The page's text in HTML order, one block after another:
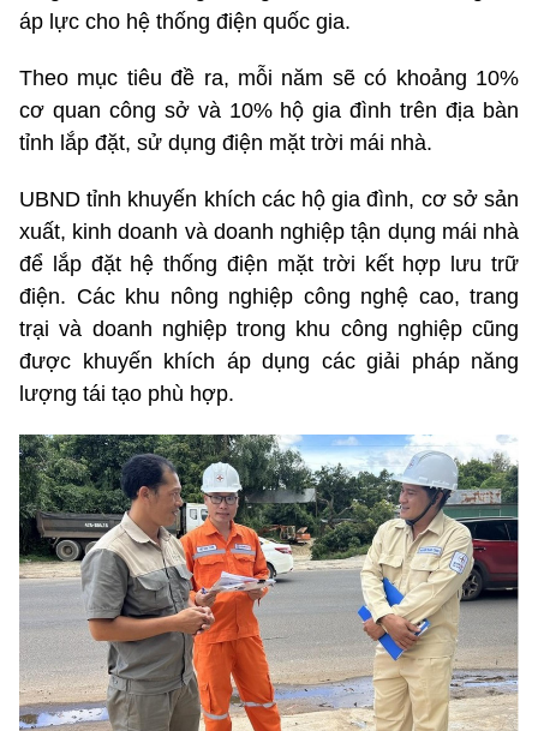
áp lực cho hệ thống điện quốc gia.
Theo mục tiêu đề ra, mỗi năm sẽ có khoảng 10%
cơ quan công sở và 10% hộ gia đình trên địa bàn
tỉnh lắp đặt, sử dụng điện mặt trời mái nhà.
UBND tỉnh khuyến khích các hộ gia đình, cơ sở sản
xuất, kinh doanh và doanh nghiệp tận dụng mái nhà
để lắp đặt hệ thống điện mặt trời kết hợp lưu trữ
điện. Các khu nông nghiệp công nghệ cao, trang
trại và doanh nghiệp trong khu công nghiệp cũng
được khuyến khích áp dụng các giải pháp năng
lượng tái tạo phù hợp.